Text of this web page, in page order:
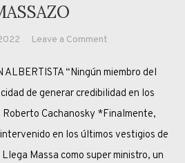
Leave a Comment
ALBERTISTA “Ningún miembro del
de generar credibilidad en los
Roberto Cachanosky *Finalmente,
en los últimos vestigios de
Massa como super ministro, un